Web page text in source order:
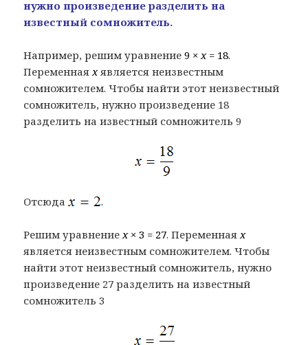
нужно произведение разделить на
известный сомножитель.
Например, решим уравнение9 × x= 18.
Переменная xявляется неизвестным
сомножителем. Чтобы найти этот неизвестный
сомножитель, нужно произведение 18
разделить на известный сомножитель 9
Отсюда .
Решим уравнение x × 3 = 27. Переменная x
является неизвестным сомножителем. Чтобы
найти этот неизвестный сомножитель, нужно
произведение 27 разделить на известный
сомножитель 3